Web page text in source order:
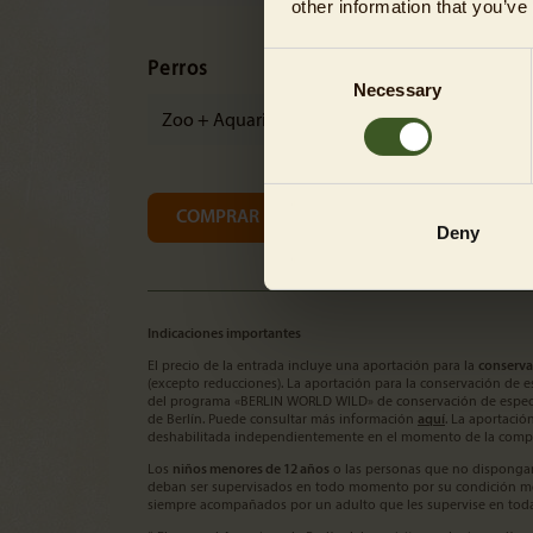
other information that
Necessary
Deny
Perros
Zoo + Aquarium
COMPRAR ENTRADAS AHORA
Indicaciones importantes
El precio de la entrada incluye una aportación para la
(excepto reducciones). La aportación para la conservación de
del programa «BERLIN WORLD WILD» de conservación de
de Berlín. Puede consultar más información aquí. La
deshabilitada independientemente en el momento de la
Los niños menores de 12 años o las personas que no
deban ser supervisados en todo momento por su condición
siempre acompañados por un adulto que les supervise en